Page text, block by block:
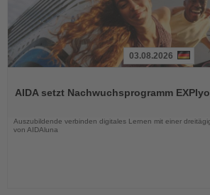
die
03.08.2026
AIDA setzt Nachwuchsprogramm
Auszubildende verbinden digitales Lernen mit einer
von AIDAluna